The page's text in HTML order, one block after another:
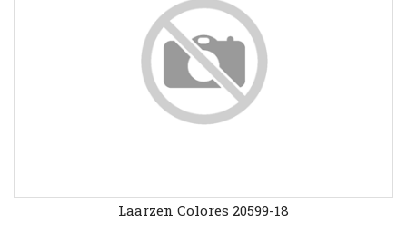
Laarzen Colores 20599-18